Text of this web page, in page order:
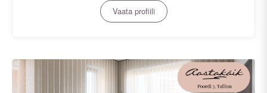
Vaata profiili